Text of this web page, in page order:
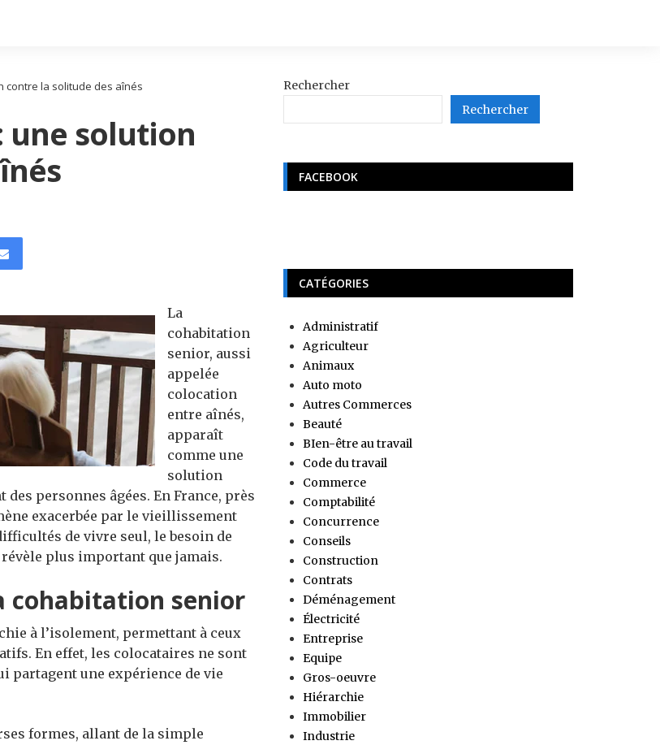
contre la solitude des aînés
une solution
La
cohabitation
senior, aussi
appelée
colocation
entre aînés,
apparaît
comme une
solution
personnes âgées. En France, près
exacerbée par le vieillissement
de vivre seul, le besoin de
plus important que jamais.
cohabitation senior
à l’isolement, permettant à ceux
En effet, les colocataires ne sont
partagent une expérience de vie
formes, allant de la simple
Rechercher
Rechercher
FACEBOOK
CATÉGORIES
Administratif
Agriculteur
Animaux
Auto moto
Autres Commerces
Beauté
BIen-être au travail
Code du travail
Commerce
Comptabilité
Concurrence
Conseils
Construction
Contrats
Déménagement
Électricité
Entreprise
Equipe
Gros-oeuvre
Hiérarchie
Immobilier
Industrie